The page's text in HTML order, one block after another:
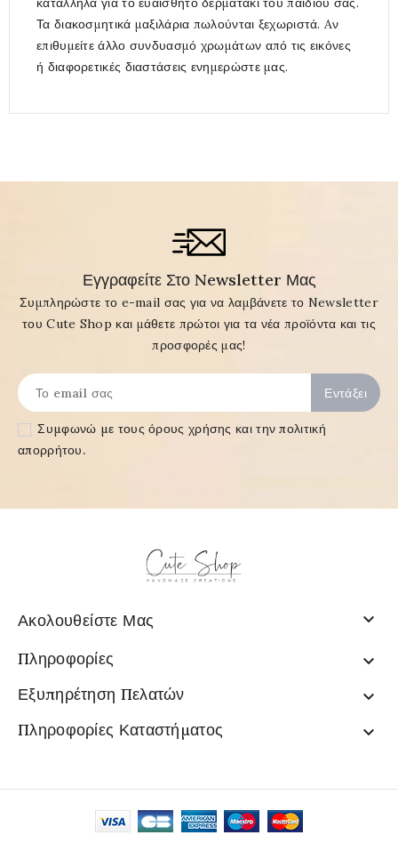
Τα διακοσμητικά μαξιλάρια πωλούνται ξεχωριστά. Aν
επιθυμείτε άλλο συνδυασμό χρωμάτων από τις εικόνες
ή διαφορετικές διαστάσεις ενημερώστε μας.
Εγγραφείτε Στο Newsletter Μας
Συμπληρώστε το e-mail σας για να λαμβάνετε το Newsletter
του Cute Shop και μάθετε πρώτοι για τα νέα προϊόντα και τις
προσφορές μας!
Συμφωνώ με τουςόρους χρήσης και την πολιτική
απορρήτου.
Ακολουθείστε Μας 
Πληροφορίες 
Εξυπηρέτηση Πελατών 
Πληροφορίες Καταστήματος 